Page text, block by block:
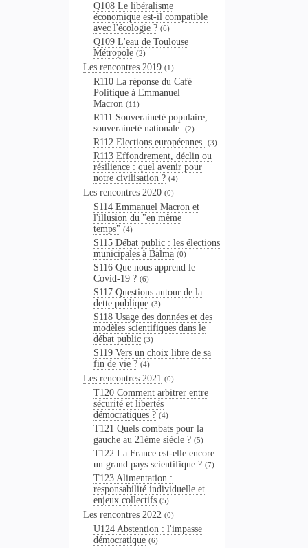
Q108 Le libéralisme
économique est-il compatible
avec l'écologie ? (6)
Q109 L'eau de Toulouse
Métropole (2)
Les rencontres 2019 (1)
R110 La réponse du Café
Politique à Emmanuel
Macron (11)
R111 Souveraineté populaire,
souveraineté nationale
(2)
R112 Elections européennes (3)
R113 Effondrement, déclin ou
résilience : quel avenir pour
notre civilisation ? (4)
Les rencontres 2020 (0)
S114 Emmanuel Macron et
l'illusion du "en même
temps" (4)
S115 Débat public : les élections
municipales à Balma (0)
S116 Que nous apprend le
Covid-19 ? (6)
S117 Questions autour de la
dette publique (3)
S118 Usage des données et des
modèles scientifiques dans le
débat public (3)
S119 Vers un choix libre de sa
fin de vie ? (4)
Les rencontres 2021 (0)
T120 Comment arbitrer entre
sécurité et libertés
démocratiques ? (4)
T121 Quels combats pour la
gauche au 21ème siècle ? (5)
T122 La France est-elle encore
un grand pays scientifique ? (7)
T123 Alimentation :
responsabilité individuelle et
enjeux collectifs (5)
Les rencontres 2022 (0)
U124 Abstention : l'impasse
démocratique (6)